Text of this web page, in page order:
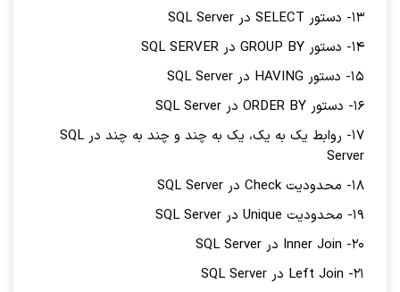
13- دستور SELECT در SQL Server
14- دستور GROUP BY در SQL SERVER
15- دستور HAVING در SQL Server
16- دستور ORDER BY در SQL Server
17- روابط یک به یک، یک به چند و چند به چند در SQL
Server
18- محدودیت Check در SQL Server
19- محدودیت Unique در SQL Server
20- Inner Join در SQL Server
21- Left Join در SQL Server